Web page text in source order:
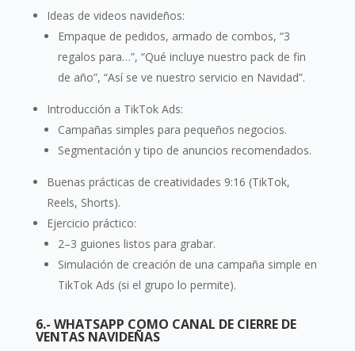
Ideas de videos navideños:
Empaque de pedidos, armado de combos, “3
regalos para…”, “Qué incluye nuestro pack de fin
de año”, “Así se ve nuestro servicio en Navidad”.
Introducción a TikTok Ads:
Campañas simples para pequeños negocios.
Segmentación y tipo de anuncios recomendados.
Buenas prácticas de creatividades 9:16 (TikTok,
Reels, Shorts).
Ejercicio práctico:
2–3 guiones listos para grabar.
Simulación de creación de una campaña simple en
TikTok Ads (si el grupo lo permite).
6.- WHATSAPP COMO CANAL DE CIERRE DE
VENTAS NAVIDEÑAS